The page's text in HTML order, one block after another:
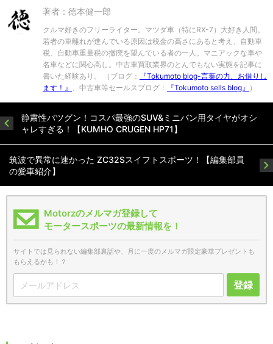
著者：徳本健一郎
クルマ好きのフリーライター。マツダ車（特にRX-7）大好き人間。
若者の車離れが進んでいる原因は税金の高さにあると考え、自動車
税、自動車重量税の撤廃を望んでいる者の一人。マニアックな車や
名車などに関心高し。中古車買取業界のとんでもない実態を記事に
書いた経験あり。 （ブログ：
『Tokumoto blog-言葉の力、お借りし
ます！』
、中古車等セールスブログ： 『Tokumoto sells blog』 ）
静粛性バツグン！コスパ最強のSUV&ミニバン用タイヤがオシ
ャレすぎる！【KUMHO CRUGEN HP71】
筑波で異常に速かった ZC32Sスイフトスポーツ！【編集部員
の愛車紹介】
Motorzのメルマガ登録して
モータースポーツの最新情報を！
サイトでは見られない編集部裏話や、月に一度のメルマガ限定豪華プレゼントも
もらえるかも！？
登録